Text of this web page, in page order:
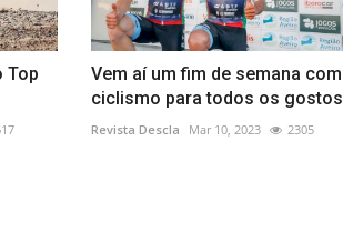
Top
Vem aí um fim de semana com
ciclismo para todos os gostos
Revista Descla Mar 10, 2023 2305